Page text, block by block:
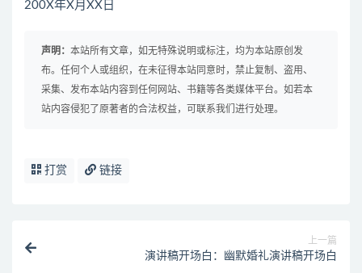
200X年X月XX日
声明： 本站所有文章，如无特殊说明或标注，均为本站原创发
布。任何个人或组织，在未征得本站同意时，禁止复制、盗用、
采集、发布本站内容到任何网站、书籍等各类媒体平台。如若本
站内容侵犯了原著者的合法权益，可联系我们进行处理。
打赏 链接
上一篇
演讲稿开场白：幽默婚礼演讲稿开场白